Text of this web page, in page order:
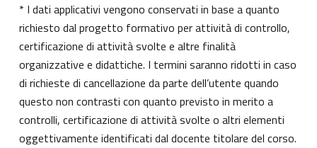
* I dati applicativi vengono conservati in base a quanto
richiesto dal progetto formativo per attività di controllo,
certificazione di attività svolte e altre finalità
organizzative e didattiche. I termini saranno ridotti in caso
di richieste di cancellazione da parte dell’utente quando
questo non contrasti con quanto previsto in merito a
controlli, certificazione di attività svolte o altri elementi
oggettivamente identificati dal docente titolare del corso.